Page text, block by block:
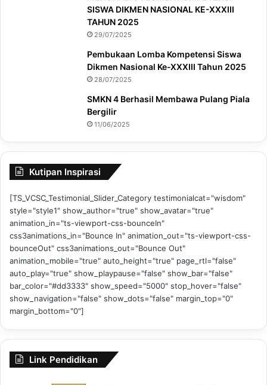
SISWA DIKMEN NASIONAL KE-XXXIII
TAHUN 2025
29/07/2025
Pembukaan Lomba Kompetensi Siswa
Dikmen Nasional Ke-XXXIII Tahun 2025
28/07/2025
SMKN 4 Berhasil Membawa Pulang Piala
Bergilir
11/06/2025
Kutipan Inspirasi
[TS_VCSC_Testimonial_Slider_Category testimonialcat="wisdom"
style="style1" show_author="true" show_avatar="true"
animation_in="ts-viewport-css-bounceIn"
css3animations_in="Bounce In" animation_out="ts-viewport-css-
bounceOut" css3animations_out="Bounce Out"
animation_mobile="true" auto_height="true" page_rtl="false"
auto_play="true" show_playpause="false" show_bar="false"
bar_color="#dd3333" show_speed="5000" stop_hover="false"
show_navigation="false" show_dots="false" margin_top="0"
margin_bottom="0"]
Link Pendidikan